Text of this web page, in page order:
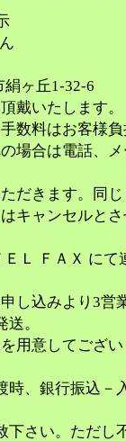
絹ヶ丘1-32-6
戴いたします。
数料はお客様
場合は電話、
だきます。同
キャンセルと
Ｌ ＦＡＸ にて
し込みより3営
。
用意してござ
時、銀行振込－
下さい。ただし